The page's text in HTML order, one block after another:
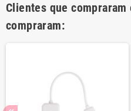
Clientes que
compraram: